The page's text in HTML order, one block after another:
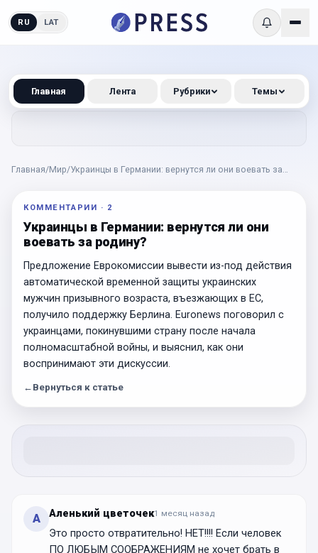
RU LAT
Главная/Мир/Украинцы в Германии: вернутся ли они воевать за
КОММЕНТАРИИ · 2
Украинцы в Германии: вернутся ли они
воевать за родину?
Предложение Еврокомиссии вывести из-под действия
автоматической временной защиты украинских
мужчин призывного возраста, въезжающих в ЕС,
получило поддержку Берлина. Euronews поговорил с
украинцами, покинувшими страну после начала
полномасштабной войны, и выяснил, как они
воспринимают эти дискуссии.
← Вернуться к статье
А Аленький цветочек1 месяц назад
Это просто отвратительно! НЕТ!!!! Если человек
ПО ЛЮБЫМ СООБРАЖЕНИЯМ не хочет брать в
Главная Лента Рубрики Темы